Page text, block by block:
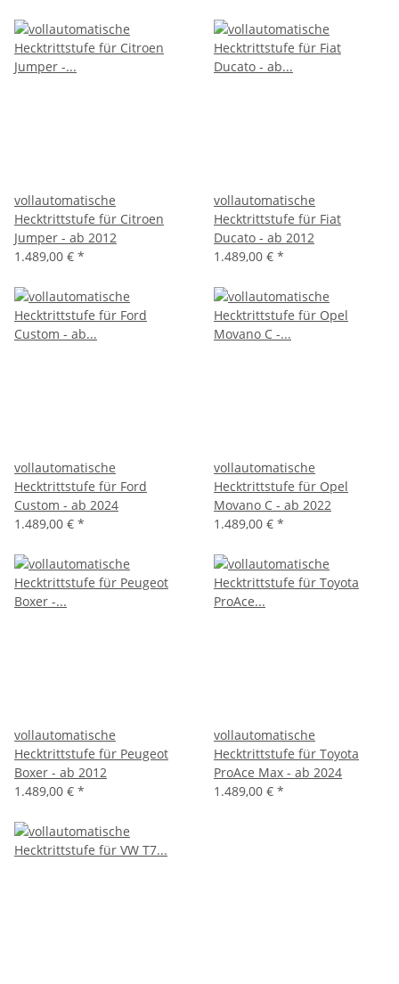
vollautomatische
Hecktrittstufe für Citroen
Jumper - ab 2012
1.489,00 € *
vollautomatische
Hecktrittstufe für Fiat
Ducato - ab 2012
1.489,00 € *
vollautomatische
Hecktrittstufe für Ford
Custom - ab 2024
1.489,00 € *
vollautomatische
Hecktrittstufe für Opel
Movano C - ab 2022
1.489,00 € *
vollautomatische
Hecktrittstufe für Peugeot
Boxer - ab 2012
1.489,00 € *
vollautomatische
Hecktrittstufe für Toyota
ProAce Max - ab 2024
1.489,00 € *